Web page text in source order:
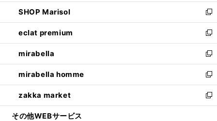
く
ウ
で
開
く
ン
ド
ウ
で
開
く
ウ
ィ
ン
ド
ウ
で
開
く
し
い
ウ
ィ
ン
ド
ウ
で
開
く
SHOP Marisol
新
し
い
ウ
ィ
ン
ド
ウ
で
開
eclat premium
新
し
い
ウ
ィ
ン
ド
ウ
mirabella
新
し
い
ウ
ィ
ン
mirabella homme
新
し
い
ウ
zakka market
新
し
その他WEBサービス